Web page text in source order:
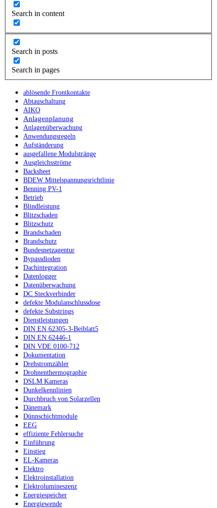
Search in content
Search in posts
Search in pages
ablösende Frontkontakte
Abtauschaltung
AIKO
Anlagenplanung
Anlagenüberwachung
Anwendungsregeln
Aufständerung
ausgefallene Modulstränge
Ausgleichsströme
Backsheet
BDEW Mittelspannungsrichtlinie
Benning PV-1
Betrieb
Blindleistung
Blitzschaden
Blitzschutz
Brandschaden
Brandschutz
Bundesnetzagentur
Bypassdioden
Dachintegration
Datenlogger
Datenüberwachung
DC Steckverbinder
defekte Modulanschlussdose
defekte Substrings
Dienstleistungen
DIN EN 62305-3-Beiblatt5
DIN EN 62446-1
DIN VDE 0100-712
Dokumentation
Drehstromzähler
Drohnenthermographie
DSLM Kameras
Dunkelkennlinien
Durchbruch von Solarzellen
Dänemark
Dünnschichtmodule
EEG
effiziente Fehlersuche
Einführung
Einstieg
EL-Kameras
Elektro
Elektroinstallation
Elektrolumineszenz
Energiespeicher
Energiewende